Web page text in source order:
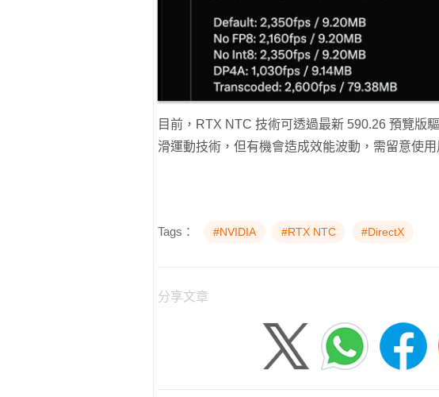
目前，RTX NTC 技術可透過最新 590.26 預覽版
滑運動技術，但有機會造成效能波動，需留意使用
Tags： #NVIDIA #RTX NTC #DirectX
分享文章